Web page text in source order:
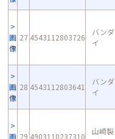
画
像
27 4543112803726
バンダ
イ
画
像
28 4543112803641
バンダ
イ
画 29 4903110237310
山崎製